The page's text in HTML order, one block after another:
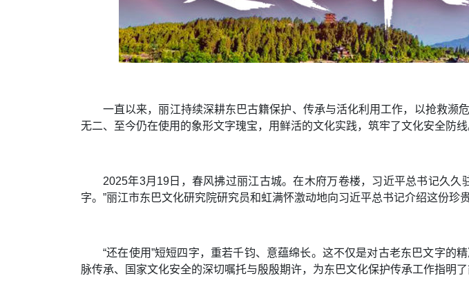
一直以来，丽江持续深耕东巴古籍保护、传承与活化利用工作，以抢救
无二、至今仍在使用的象形文字瑰宝，用鲜活的文化实践，筑牢了文化安全防线
2025年3月19日，春风拂过丽江古城。在木府万卷楼，习近平总书记久
字。”丽江市东巴文化研究院研究员和虹满怀激动地向习近平总书记介绍这份珍
“还在使用”短短四字，重若千钧、意蕴绵长。这不仅是对古老东巴文字
脉传承、国家文化安全的深切嘱托与殷殷期许，为东巴文化保护传承工作指明了